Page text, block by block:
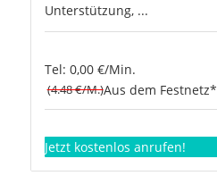
Unterstützung, ...
Tel: 0,00 €/Min.
(4.48 €/M.)Aus dem Festnetz*
Jetzt kostenlos anrufen!